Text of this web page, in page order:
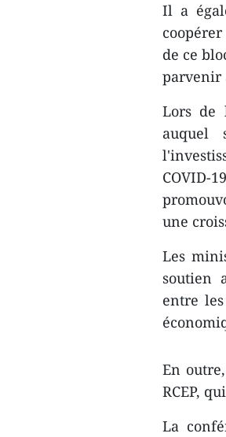
Il a
de ce
parvenir
Lors de
auquel
COVID-
une
Les
soutien
entre
En
RCEP,
La